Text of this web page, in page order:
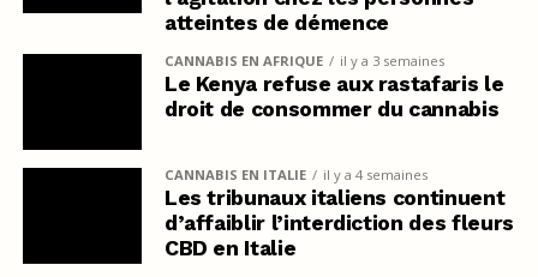
atteintes de démence
CANNABIS EN AFRIQUE il y a 3 semaines
Le Kenya refuse aux rastafaris le
droit de consommer du cannabis
CANNABIS EN ITALIE il y a 4 semaines
Les tribunaux italiens continuent
d’affaiblir l’interdiction des fleurs
CBD en Italie